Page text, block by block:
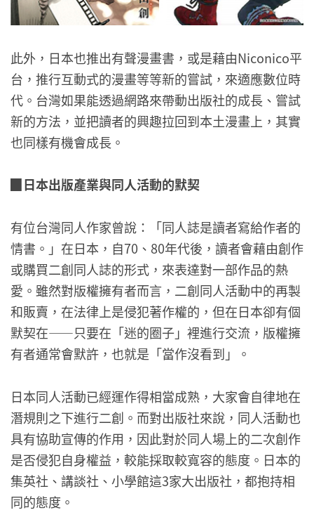
此外，日本也推出有聲漫畫書，或是藉由Niconico平
台，推行互動式的漫畫等等新的嘗試，來適應數位時
代。台灣如果能透過網路來帶動出版社的成長、嘗試
新的方法，並把讀者的興趣拉回到本土漫畫上，其實
也同樣有機會成長。
▉日本出版產業與同人活動的默契
有位台灣同人作家曾說：「同人誌是讀者寫給作者的
情書。」在日本，自70、80年代後，讀者會藉由創作
或購買二創同人誌的形式，來表達對一部作品的熱
愛。雖然對版權擁有者而言，二創同人活動中的再製
和販賣，在法律上是侵犯著作權的，但在日本卻有個
默契在——只要在「迷的圈子」裡進行交流，版權擁
有者通常會默許，也就是「當作沒看到」。
日本同人活動已經運作得相當成熟，大家會自律地在
潛規則之下進行二創。而對出版社來說，同人活動也
具有協助宣傳的作用，因此對於同人場上的二次創作
是否侵犯自身權益，較能採取較寬容的態度。日本的
集英社、講談社、小學館這3家大出版社，都抱持相
同的態度。